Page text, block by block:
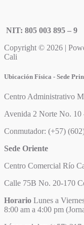
NIT: 805 003 895 – 9
Copyright © 2026 |
Cali
Ubicación Física - Sede
Centro Administrativo
Avenida 2 Norte No. 10
Conmutador: (+57)
Sede Oriente
Centro Comercial Río
Calle 75B No. 20-170
Horario Lunes a
8:00 am a 4:00 pm